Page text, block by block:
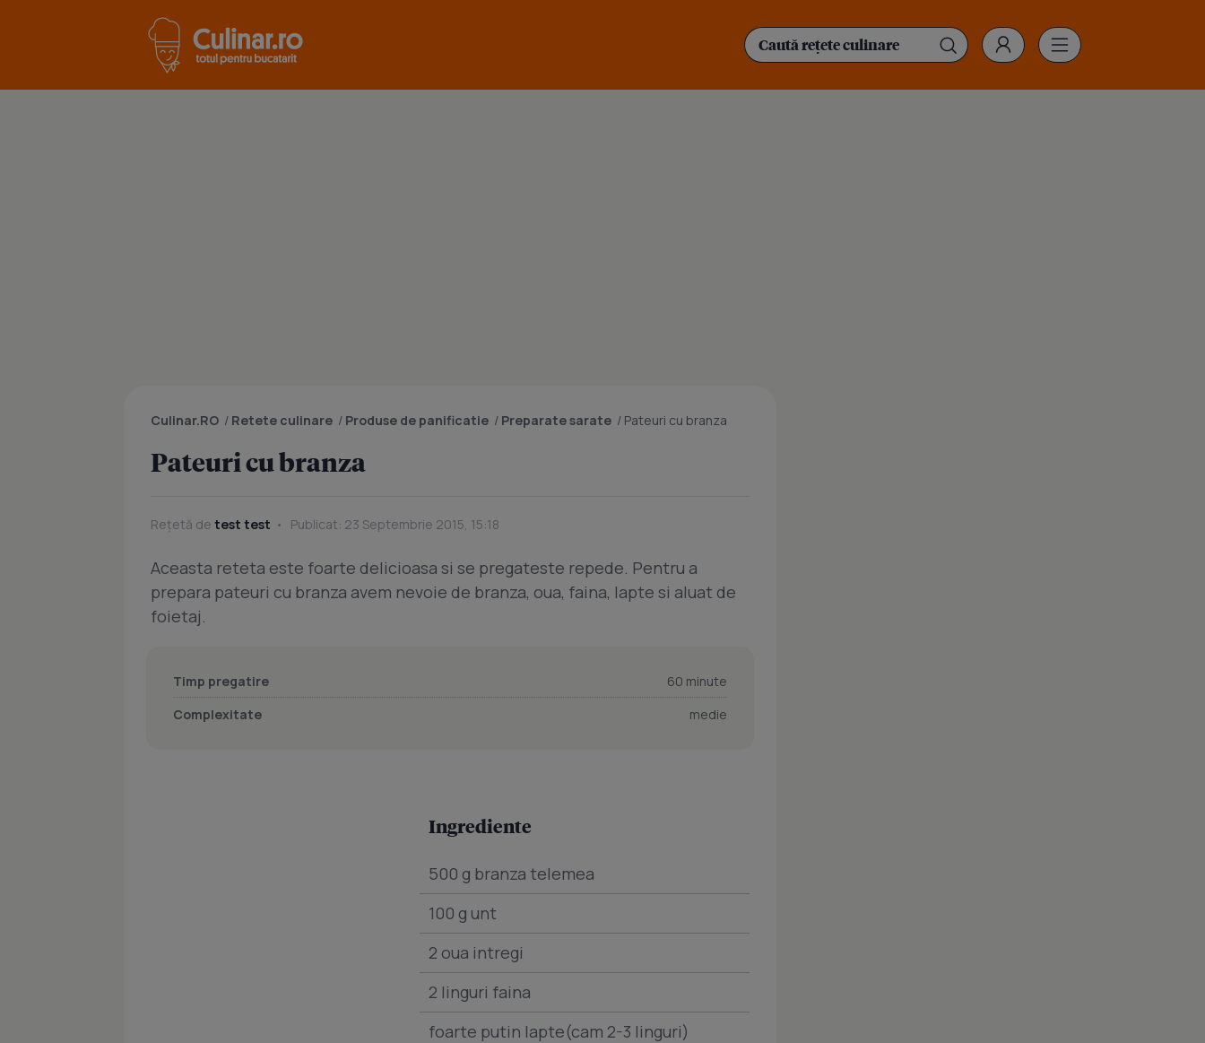
Culinar.RO / Retete culinare / Produse de panificatie / Preparate sarate / Pateuri cu branza
Pateuri cu branza
Rețetă de test test Publicat: 23 Septembrie 2015, 15:18
Aceasta reteta este foarte delicioasa si se pregateste repede. Pentru a
prepara pateuri cu branza avem nevoie de branza, oua, faina, lapte si aluat de
foietaj.
Timp pregatire
60 minute
Complexitate
medie
Ingrediente
500 g branza telemea
100 g unt
2 oua intregi
2 linguri faina
foarte putin lapte(cam 2-3 linguri)